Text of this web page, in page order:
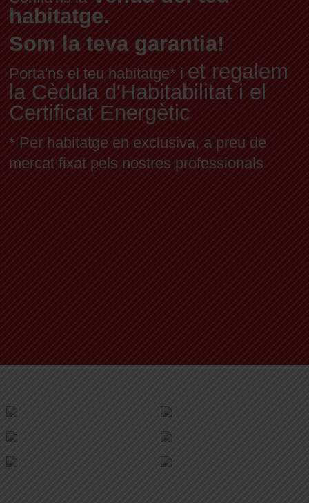
habitatge.
Som la teva garantia!
Porta'ns el teu habitatge* i et regalem
la Cèdula d'Habitabilitat i el
Certificat Energètic
* Per habitatge en exclusiva, a preu de
mercat fixat pels nostres professionals